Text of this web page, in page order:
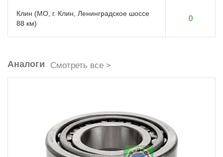
Клин (МО, г. Клин, Ленинградское шоссе
88 км)
0
Аналоги Смотреть все >